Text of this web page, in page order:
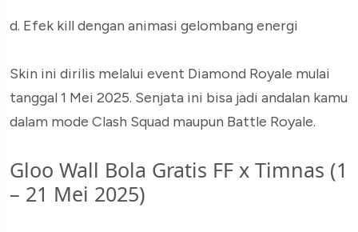
d. Efek kill dengan animasi gelombang energi
Skin ini dirilis melalui event Diamond Royale mulai
tanggal 1 Mei 2025. Senjata ini bisa jadi andalan kamu
dalam mode Clash Squad maupun Battle Royale.
Gloo Wall Bola Gratis FF x Timnas (1
– 21 Mei 2025)